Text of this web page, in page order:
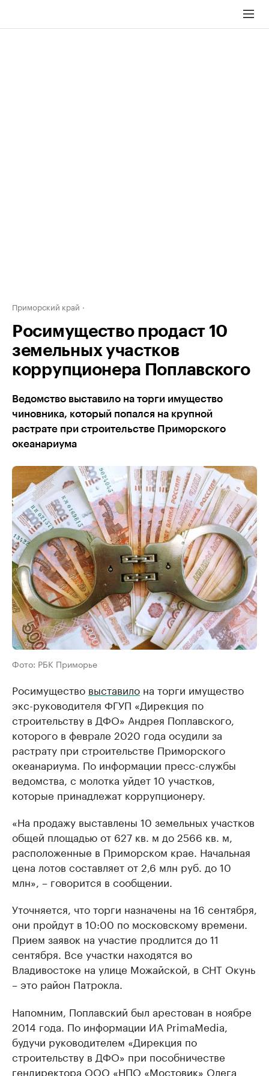
Приморский край
Росимущество продаст 10
земельных участков
коррупционера Поплавского
Ведомство выставило на торги имущество
чиновника, который попался на крупной
растрате при строительстве Приморского
океанариума
Фото: РБК Приморье
Росимущество выставило на торги имущество
экс-руководителя ФГУП «Дирекция по
строительству в ДФО» Андрея Поплавского,
которого в феврале 2020 года осудили за
растрату при строительстве Приморского
океанариума. По информации пресс-службы
ведомства, с молотка уйдет 10 участков,
которые принадлежат коррупционеру.
«На продажу выставлены 10 земельных участков
общей площадью от 627 кв. м до 2566 кв. м,
расположенные в Приморском крае. Начальная
цена лотов составляет от 2,6 млн руб. до 10
млн», – говорится в сообщении.
Уточняется, что торги назначены на 16 сентября,
они пройдут в 10:00 по московскому времени.
Прием заявок на участие продлится до 11
сентября. Все участки находятся во
Владивостоке на улице Можайской, в СНТ Окунь
– это район Патрокла.
Напомним, Поплавский был арестован в ноябре
2014 года. По информации ИА PrimaMedia,
будучи руководителем «Дирекция по
строительству в ДФО» при пособничестве
гендиректора ООО «НПО «Мостовик» Олега